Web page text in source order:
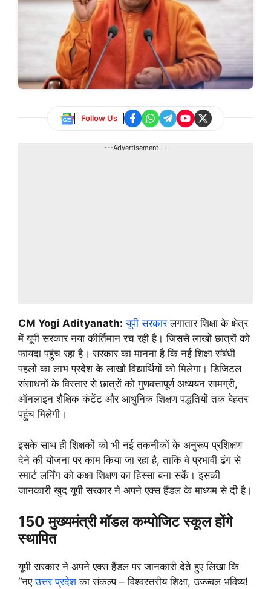
Follow Us
---Advertisement---
CM Yogi Adityanath: यूपी सरकारलगातार शिक्षा के क्षेत्र
में यूपी सरकार नया कीर्तिमान रच रही है। जिससे लाखों छात्रों को
फायदा पहुंच रहा है। सरकार का मानना है कि नई शिक्षा संबंधी
पहलों का लाभ प्रदेश के लाखों विद्यार्थियों को मिलेगा। डिजिटल
संसाधनों के विस्तार से छात्रों को गुणवत्तापूर्ण अध्ययन सामग्री,
ऑनलाइन शैक्षिक कंटेंट और आधुनिक शिक्षण पद्धतियों तक बेहतर
पहुंच मिलेगी।
इसके साथ ही शिक्षकों को भी नई तकनीकों के अनुरूप प्रशिक्षण
देने की योजना पर काम किया जा रहा है, ताकि वे प्रभावी ढंग से
स्मार्ट लर्निंग को कक्षा शिक्षण का हिस्सा बना सकें। इसकी
जानकारी खुद यूपी सरकार ने अपने एक्स हैंडल के माध्यम से दी है।
150 मुख्यमंत्री मॉडल कम्पोजिट स्कूल होंगे
स्थापित
यूपी सरकार ने अपने एक्स हैंडल पर जानकारी देते हुए लिखा कि
“नएउत्तर प्रदेशका संकल्प – विश्वस्तरीय शिक्षा, उज्ज्वल भविष्य!